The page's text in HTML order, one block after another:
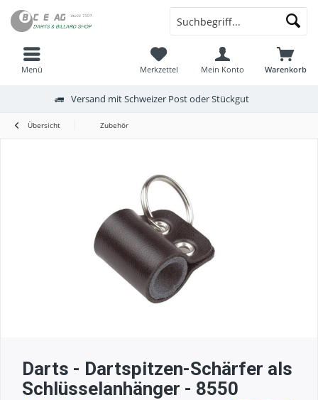
Menü Warenkorb
Merkzettel Mein Konto
Versand mit Schweizer Post oder Stückgut
Übersicht Zubehör
Darts - Dartspitzen-Schärfer als
Schlüsselanhänger - 8550